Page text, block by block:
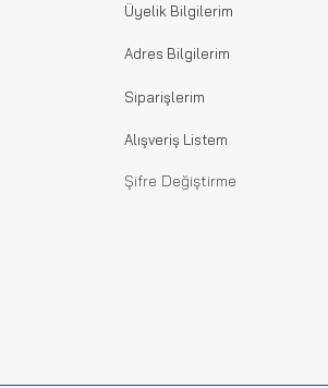
Üyelik Bilgilerim
Adres Bilgilerim
Siparişlerim
Alışveriş Listem
Şifre Değiştirme